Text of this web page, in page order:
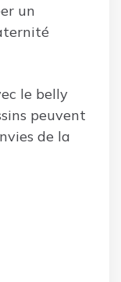
un
le belly
peuvent
de la